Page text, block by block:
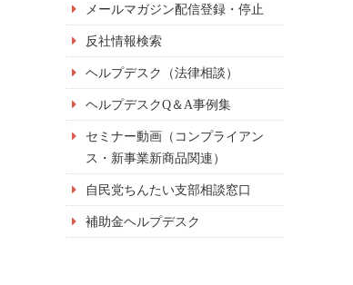
メールマガジン配信登録・停止
反社情報検索
ヘルプデスク（法律相談）
ヘルプデスクQ＆A事例集
セミナー動画（コンプライアン
ス・新事業新商品関連）
自民党ちんたい支部相談窓口
補助金ヘルプデスク